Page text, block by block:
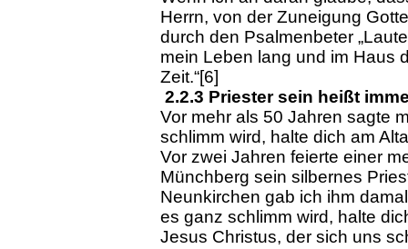
Herrn, von der Zuneigung
durch den Psalmenbeter
mein Leben lang und im Haus
Zeit.“[6]
2.2.3 Priester sein heißt
Vor mehr als 50 Jahren sagte
schlimm wird, halte dich am
Vor zwei Jahren feierte einer
Münchberg sein silbernes
Neunkirchen gab ich ihm
es ganz schlimm wird, halte
Jesus Christus, der sich uns